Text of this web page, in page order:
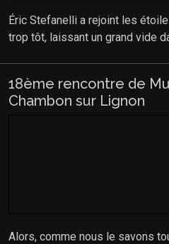
Éric Stefanelli a rejoint les
trop tôt, laissant un grand vide
18ème rencontre de
Chambon sur Lignon
Alors, comme nous le savons